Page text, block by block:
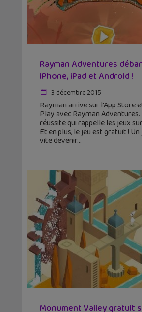
Rayman Adventures
iPhone, iPad et Android !
3 décembre 2015
Rayman arrive sur l'App Store
Play avec Rayman
réussite qui rappelle les jeux
Et en plus, le jeu est gratuit ! Un
vite devenir
Monument Valley gratuit